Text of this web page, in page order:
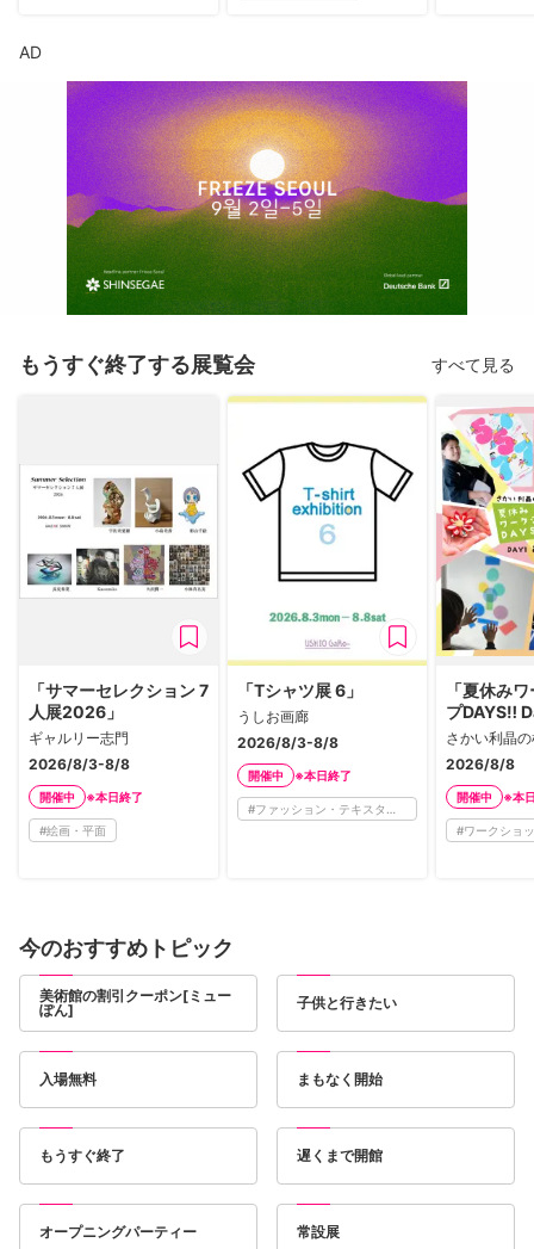
AD
もうすぐ終了する展覧会 すべて見る
「サマーセレクション 7
人展2026」
ギャルリー志門
2026/8/3-8/8
開催中 ※本日終了
#絵画・平面
「Tシャツ展 6」
うしお画廊
2026/8/3-8/8
開催中 ※本日終了
#ファッション・テキスタイル
「夏休み
プDAYS‼
さかい利晶
2026/8/8
開催中 ※本
#ワークショ
今のおすすめトピック
美術館の割引クーポン[ミュー
ぽん]
子供と行きたい
入場無料 まもなく開始
もうすぐ終了 遅くまで開館
オープニングパーティー 常設展